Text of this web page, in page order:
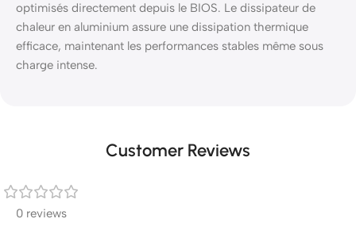
optimisés directement depuis le BIOS. Le dissipateur de
chaleur en aluminium assure une dissipation thermique
efficace, maintenant les performances stables même sous
charge intense.
Customer Reviews
0 reviews